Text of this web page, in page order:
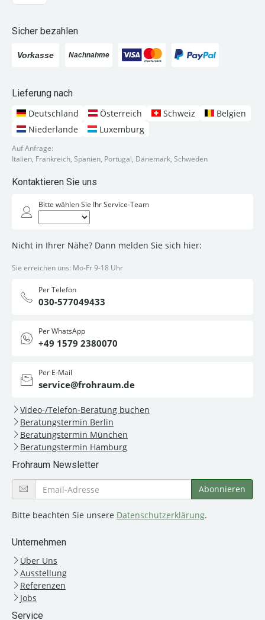
Sicher bezahlen
Lieferung nach
Deutschland
Österreich Schweiz
Belgien
Niederlande
Luxemburg
Auf Anfrage:
Italien, Frankreich, Spanien, Portugal, Dänemark, Schweden
Kontaktieren Sie uns
Bitte wählen Sie Ihr Service-Team
Nicht in Ihrer Nähe? Dann melden Sie sich hier:
Sie erreichen uns: Mo-Fr 9-18 Uhr
Per Telefon
030-577049433
Per WhatsApp
+49 1579 2380070
Per E-Mail
service@frohraum.de
Video-/Telefon-Beratung buchen
Beratungstermin Berlin
Beratungstermin München
Beratungstermin Hamburg
Frohraum Newsletter
Bitte beachten Sie unsere Datenschutzerklärung.
Unternehmen
Über Uns
Ausstellung
Referenzen
Jobs
Service